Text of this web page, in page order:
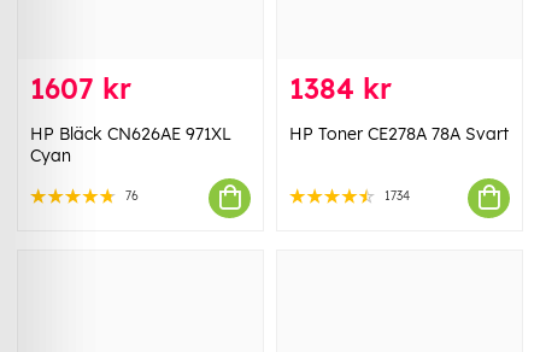
1607 kr
HP Bläck CN626AE 971XL
Cyan
76
1384 kr
HP Toner CE278A 78A Svart
1734